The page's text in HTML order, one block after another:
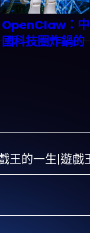
OpenClaw：中
國科技圈炸鍋的
王的一生|遊戯